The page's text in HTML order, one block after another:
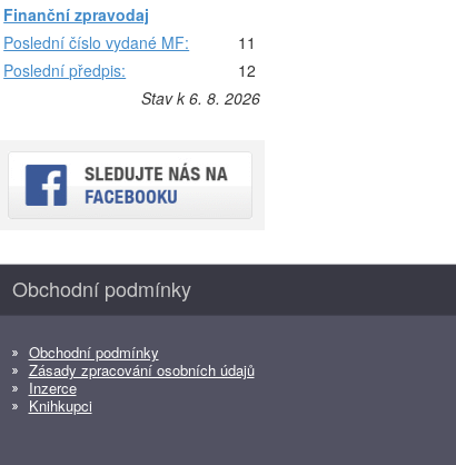
Finanční zpravodaj
Poslední číslo vydané MF:
11
Poslední předpis:
12
Stav k 6. 8. 2026
Obchodní podmínky
Obchodní podmínky
Zásady zpracování osobních údajů
Inzerce
Knihkupci